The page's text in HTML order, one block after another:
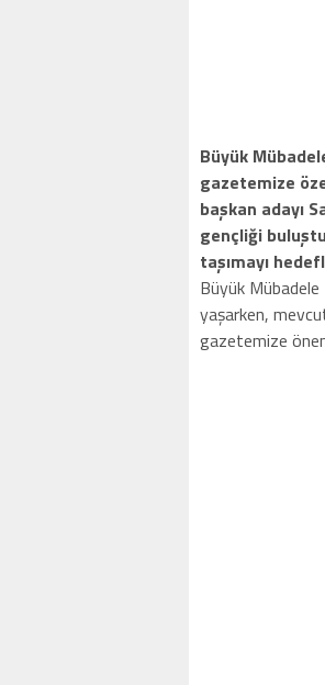
Büyük
gazetemize
başkan adayı
gençliği
taşımayı
Büyük
yaşarken,
gazetemize